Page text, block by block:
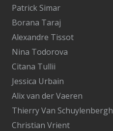
Patrick Simar
Borana Taraj
Alexandre Tissot
Nina Todorova
Citana Tullii
Jessica Urbain
Alix van der Vaeren
Thierry Van Schuylenbergh
Christian Vrient